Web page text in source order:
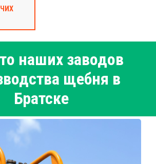
наших заводов
щебня в
Братске